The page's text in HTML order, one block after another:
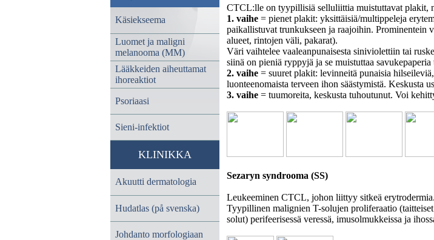
Käsiekseema
Luomet ja maligni
melanooma (MM)
Lääkkeiden aiheuttamat
ihoreaktiot
Psoriaasi
Sieni-infektiot
KLINIKKA
Akuutti dermatologia
Hudatlas (på svenska)
Johdanto morfologiaan
CTCL:lle on tyypillisiä selluliittia muistuttavat plakit,
1. vaihe = pienet plakit: yksittäisiä/multippeleja
paikallistuvat trunkukseen ja raajoihin. Prominentein
alueet, rintojen väli, pakarat).
Väri vaihtelee vaaleanpunaisesta siniviolettiin tai
siinä on pieniä ryppyjä ja se muistuttaa savukepaperia
2. vaihe = suuret plakit: levinneitä punaisia
luonteenomaista terveen ihon säästymistä. Keskusta
3. vaihe = tuumoreita, keskusta tuhoutunut. Voi
Sezaryn syndrooma (SS)
Leukeeminen CTCL, johon liittyy sitkeä erytrodermia.
Tyypillinen malignien T-solujen proliferaatio
solut) perifeerisessä veressä, imusolmukkeissa ja